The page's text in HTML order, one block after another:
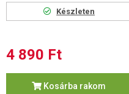
Készleten
4 890 Ft
Kosárba rakom